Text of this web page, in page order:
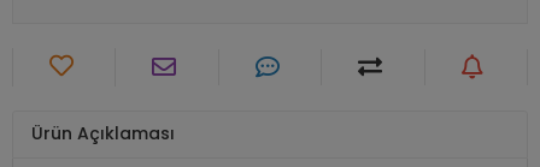
Ürün Açıklaması